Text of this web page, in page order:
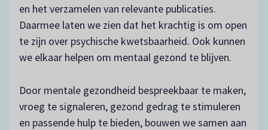
en het verzamelen van relevante publicaties.
Daarmee laten we zien dat het krachtig is om open
te zijn over psychische kwetsbaarheid. Ook kunnen
we elkaar helpen om mentaal gezond te blijven.
Door mentale gezondheid bespreekbaar te maken,
vroeg te signaleren, gezond gedrag te stimuleren
en passende hulp te bieden, bouwen we samen aan